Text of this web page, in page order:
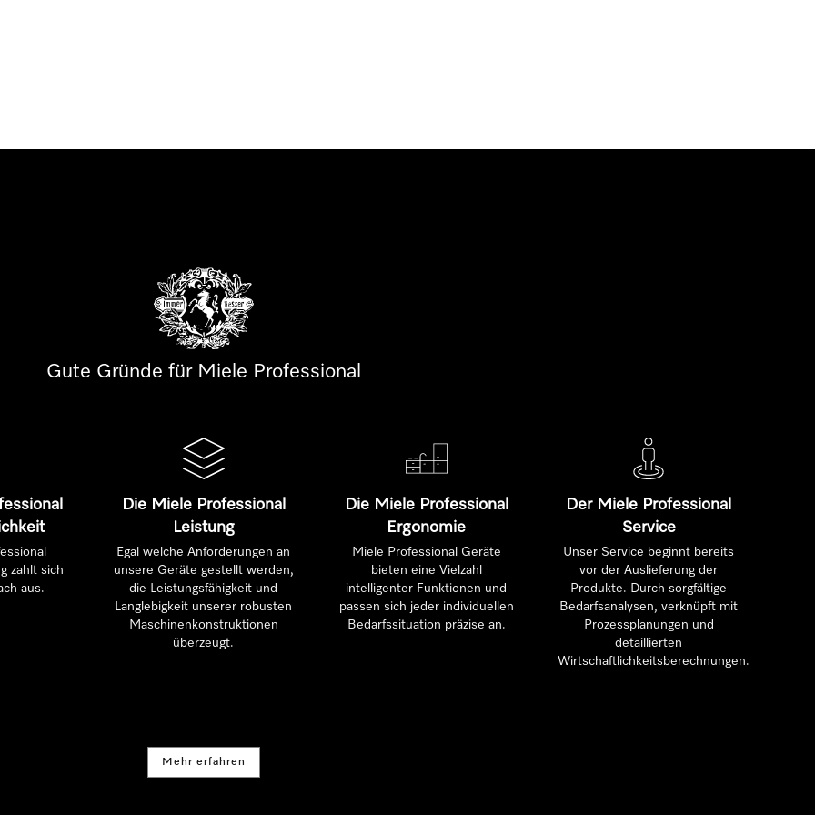
Gute Gründe für Miele Professional
zahlt sich
aus.
Die Miele Professional
Leistung
Egal welche Anforderungen an
unsere Geräte gestellt werden,
die Leistungsfähigkeit und
Langlebigkeit unserer robusten
Maschinenkonstruktionen
überzeugt.
Die Miele Professional
Ergonomie
Miele Professional Geräte
bieten eine Vielzahl
intelligenter Funktionen und
passen sich jeder individuellen
Bedarfssituation präzise an.
Der Miele Professional
Service
Unser Service beginnt bereits
vor der Auslieferung der
Produkte. Durch sorgfältige
Bedarfsanalysen, verknüpft mit
Prozessplanungen und
detaillierten
Wirtschaftlichkeitsberechnungen.
Mehr erfahren